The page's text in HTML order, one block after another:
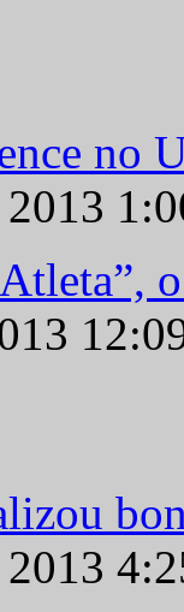
no
2013
2013